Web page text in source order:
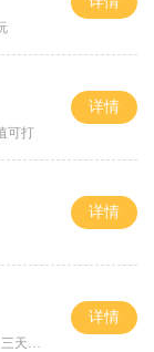
可打
详情
详情
区
详情